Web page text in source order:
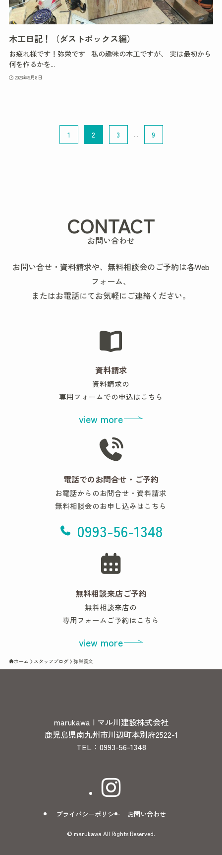
木工日記！（ダストボックス編）
お疲れ様です！弥栄です 私の趣味の木工ですが、 実は最初から
何を作るかを...
2023年9月8日
1 2 3 ... 9
CONTACT
お問い合わせ
お問い合せ・資料請求や、無料相談会のご予約は各Web
フォーム、
またはお電話にてお気軽にご連絡ください。
資料請求
資料請求の
専用フォームでの申込はこちら
view more
電話でのお問合せ・ご予約
お電話からのお問合せ・資料請求
無料相談会のお申し込みはこちら
0993-56-1348
無料相談来店ご予約
無料相談来店の
専用フォームご予約はこちら
view more
ホーム スタッフブログ 弥栄義文
marukawa | マル川建設株式会社
鹿児島県南九州市川辺町本別府2522-1
TEL：0993-56-1348
プライバシーポリシー お問い合わせ
© marukawa All Rights Reserved.